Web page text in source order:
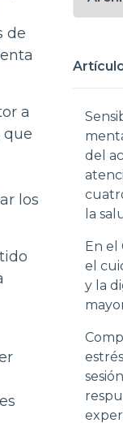
de
a
que
los
del
la
En el
el
y la